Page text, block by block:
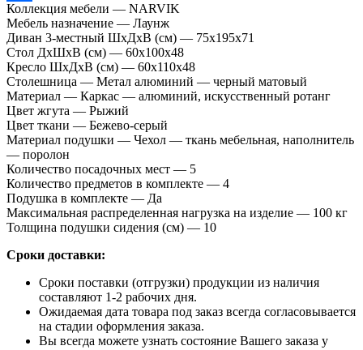
Отправить
Коллекция мебели — NARVIK
Мебель назначение — Лаунж
Диван 3-местный ШхДхВ (см) — 75х195х71
Стол ДхШхВ (см) — 60х100х48
Кресло ШхДхВ (см) — 60х110х48
Столешница — Метал алюминий — черный матовый
Материал — Каркас — алюминий, искусственный ротанг
Цвет жгута — Рыжий
Цвет ткани — Бежево-серый
Материал подушки — Чехол — ткань мебельная, наполнитель
— поролон
Количество посадочных мест — 5
Количество предметов в комплекте — 4
Подушка в комплекте — Да
Максимальная распределенная нагрузка на изделие — 100 кг
Толщина подушки сидения (см) — 10
Сроки доставки:
Сроки поставки (отгрузки) продукции из наличия
составляют 1-2 рабочих дня.
Ожидаемая дата товара под заказ всегда согласовывается
на стадии оформления заказа.
Вы всегда можете узнать состояние Вашего заказа у